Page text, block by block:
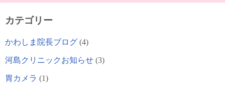
カテゴリー
かわしま院長ブログ (4)
河島クリニックお知らせ (3)
胃カメラ (1)